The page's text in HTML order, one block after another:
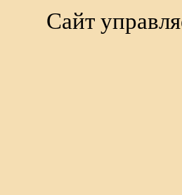
Сайт